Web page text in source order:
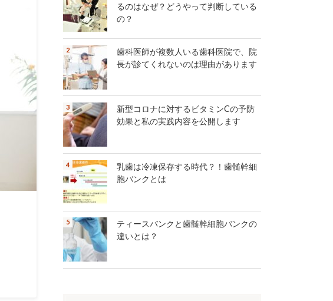
るのはなぜ？どうやって判断している
の？
歯科医師が複数人いる歯科医院で、院
長が診てくれないのは理由があります
新型コロナに対するビタミンCの予防
効果と私の実践内容を公開します
乳歯は冷凍保存する時代？！歯髄幹細
胞バンクとは
ティースバンクと歯髄幹細胞バンクの
違いとは？